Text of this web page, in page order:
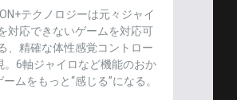
テクノロジーは元々ジャイ
対応できないゲームを対応可
、精確な体性感覚コントロー
。6軸ジャイロなど機能のおか
ムをもっと“感じる”になる。